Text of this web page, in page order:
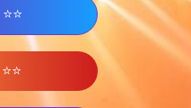
⭐⭐
⭐⭐